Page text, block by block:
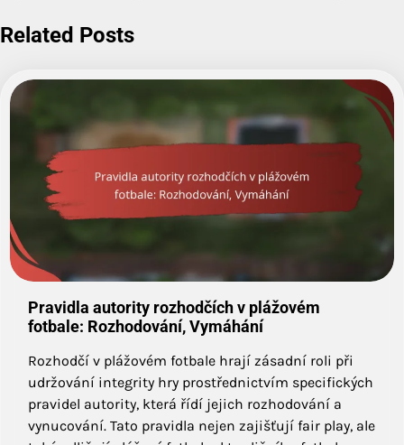
Related Posts
Pravidla autority rozhodčích v plážovém
fotbale: Rozhodování, Vymáhání
Rozhodčí v plážovém fotbale hrají zásadní roli při
udržování integrity hry prostřednictvím specifických
pravidel autority, která řídí jejich rozhodování a
vynucování. Tato pravidla nejen zajišťují fair play, ale